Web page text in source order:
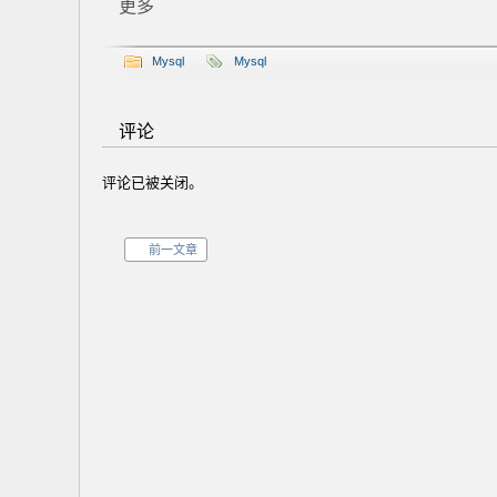
更多
Mysql Mysql
评论
评论已被关闭。
前一文章